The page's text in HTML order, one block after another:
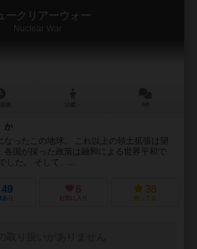
ークリアーウォー
Nuclear War
か
なったこの地球。 これ以上の領土拡張は望
各国が採った政策は融和による世界平和で
した。 そして、...
49
り
8
お気に入り
38
持ってる